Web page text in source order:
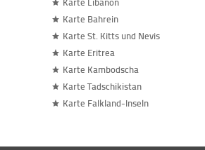
Karte Bahrein
Karte St. Kitts und Nevis
Karte Eritrea
Karte Kambodscha
Karte Tadschikistan
Karte Falkland-Inseln